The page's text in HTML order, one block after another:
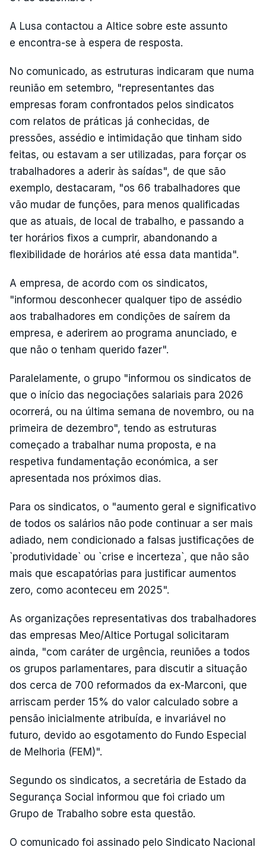
A Lusa contactou a Altice sobre este assunto
e encontra-se à espera de resposta.
No comunicado, as estruturas indicaram que numa
reunião em setembro, "representantes das
empresas foram confrontados pelos sindicatos
com relatos de práticas já conhecidas, de
pressões, assédio e intimidação que tinham sido
feitas, ou estavam a ser utilizadas, para forçar os
trabalhadores a aderir às saídas", de que são
exemplo, destacaram, "os 66 trabalhadores que
vão mudar de funções, para menos qualificadas
que as atuais, de local de trabalho, e passando a
ter horários fixos a cumprir, abandonando a
flexibilidade de horários até essa data mantida".
A empresa, de acordo com os sindicatos,
"informou desconhecer qualquer tipo de assédio
aos trabalhadores em condições de saírem da
empresa, e aderirem ao programa anunciado, e
que não o tenham querido fazer".
Paralelamente, o grupo "informou os sindicatos de
que o início das negociações salariais para 2026
ocorrerá, ou na última semana de novembro, ou na
primeira de dezembro", tendo as estruturas
começado a trabalhar numa proposta, e na
respetiva fundamentação económica, a ser
apresentada nos próximos dias.
Para os sindicatos, o "aumento geral e significativo
de todos os salários não pode continuar a ser mais
adiado, nem condicionado a falsas justificações de
`produtividade` ou `crise e incerteza`, que não são
mais que escapatórias para justificar aumentos
zero, como aconteceu em 2025".
As organizações representativas dos trabalhadores
das empresas Meo/Altice Portugal solicitaram
ainda, "com caráter de urgência, reuniões a todos
os grupos parlamentares, para discutir a situação
dos cerca de 700 reformados da ex-Marconi, que
arriscam perder 15% do valor calculado sobre a
pensão inicialmente atribuída, e invariável no
futuro, devido ao esgotamento do Fundo Especial
de Melhoria (FEM)".
Segundo os sindicatos, a secretária de Estado da
Segurança Social informou que foi criado um
Grupo de Trabalho sobre esta questão.
O comunicado foi assinado pelo Sindicato Nacional